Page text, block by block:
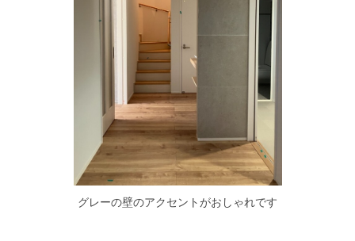
グレーの壁のアクセントがおしゃれです